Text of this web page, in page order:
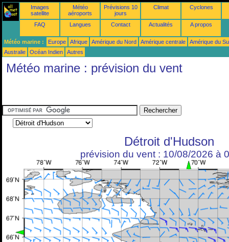
Images
satellite
Météo
aéroports
Prévisions 10
jours
Climat Cyclones
FAQ Langues Contact Actualités A propos
Météo marine : Europe Afrique Amérique du Nord Amérique centrale
Amérique du
Australie
Océan Indien Autres
Météo marine : prévision du vent
Détroit d'Hudson
prévision du vent : 10/08/2026 à